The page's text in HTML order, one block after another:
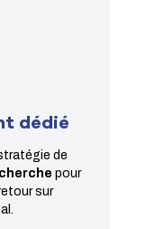
dédié
de
pour
sur